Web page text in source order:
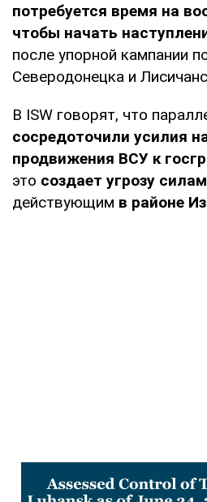
потребуется время на
чтобы начать
после упорной кампании
Северодонецка и
В ISW говорят, что
сосредоточили усилия
продвижения ВСУ к
это создает угрозу
действующим в районе